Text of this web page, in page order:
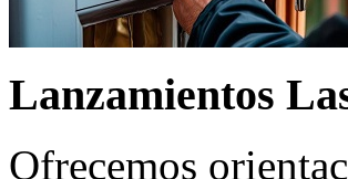
Lanzamientos
Ofrecemos